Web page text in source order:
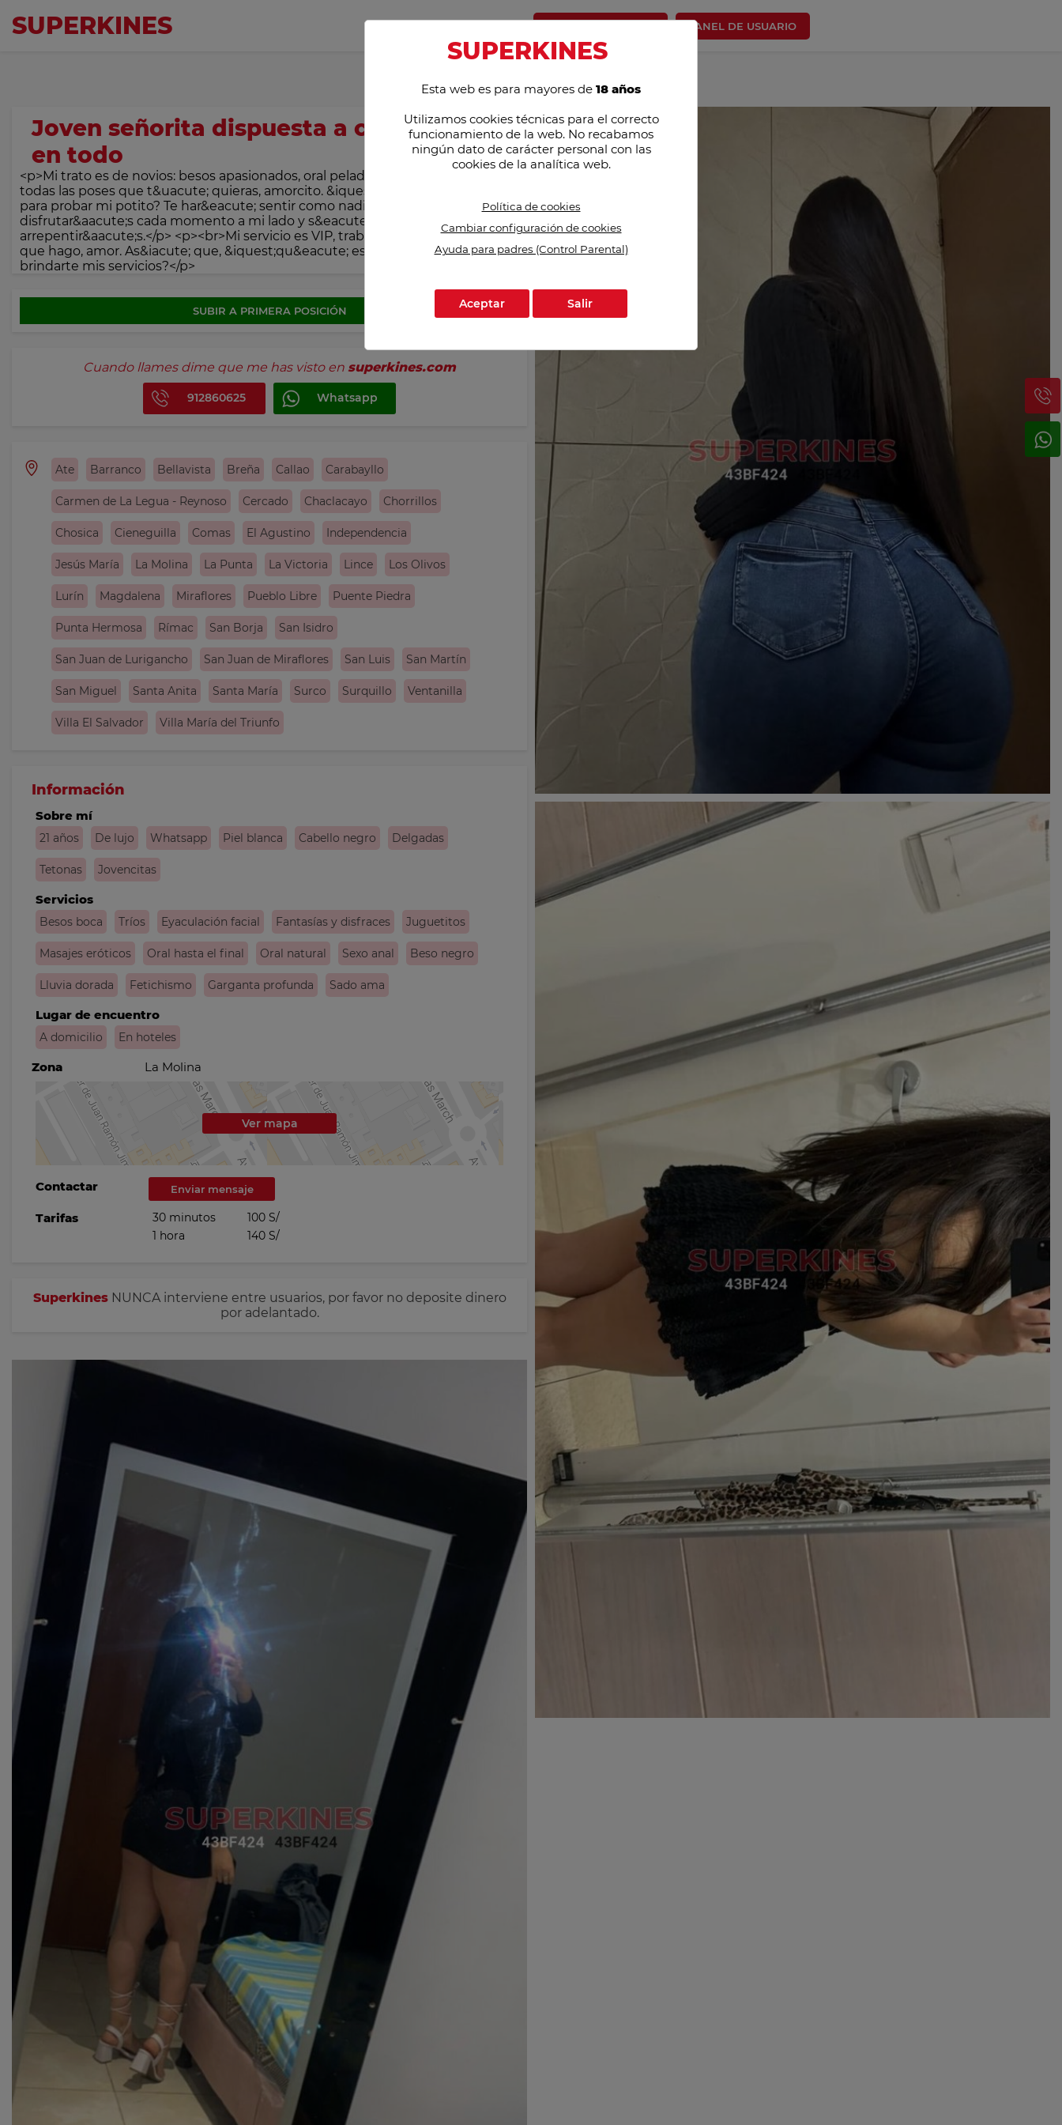
SUPERKINES PANEL DE USUARIO
Joven señorita dispuesta a complacerte
en todo
<p>Mi trato es de novios: besos apasionados, oral peladito, anal y vaginal, en
todas las poses que t&uacute; quieras, amorcito. &iquest;Qu&eacute; esperas
para probar mi potito? Te har&eacute; sentir como nadie, mi amor. Conmigo
disfrutar&aacute;s cada momento a mi lado y s&eacute; que no te
arrepentir&aacute;s.</p> <p><br>Mi servicio es VIP, trabajo sola y soy seria en lo
que hago, amor. As&iacute; que, &iquest;qu&eacute; esperas para hablarme y
brindarte mis servicios?</p>
SUBIR A PRIMERA POSICIÓN
Cuando llames dime que me has visto en superkines.com
912860625 Whatsapp
Ate Barranco Bellavista Breña Callao Carabayllo
Carmen de La Legua - Reynoso Cercado Chaclacayo Chorrillos
Chosica Cieneguilla Comas El Agustino Independencia
Jesús María La Molina La Punta La Victoria Lince Los Olivos
Lurín Magdalena Miraflores Pueblo Libre Puente Piedra
Punta Hermosa Rímac San Borja San Isidro
San Juan de Lurigancho San Juan de Miraflores San Luis San Martín
San Miguel Santa Anita Santa María Surco Surquillo Ventanilla
Villa El Salvador Villa María del Triunfo
Información
Sobre mí
21 años De lujo Whatsapp Piel blanca Cabello negro Delgadas
Tetonas Jovencitas
Servicios
Besos boca Tríos Eyaculación facial Fantasías y disfraces Juguetitos
Masajes eróticos Oral hasta el final Oral natural Sexo anal Beso negro
Lluvia dorada Fetichismo Garganta profunda Sado ama
Lugar de encuentro
A domicilio En hoteles
Zona La Molina
Ver mapa
Contactar Enviar mensaje
Tarifas 30 minutos
100 S/
1 hora
140 S/
SuperkinesNUNCA interviene entre usuarios, por favor no deposite dinero
por adelantado.
SUPERKINES
Esta web es para mayores de 18 años
Utilizamos cookies técnicas para el correcto
funcionamiento de la web. No recabamos
ningún dato de carácter personal con las
cookies de la analítica web.
Política de cookies
Cambiar configuración de cookies
Ayuda para padres (Control Parental)
Aceptar Salir